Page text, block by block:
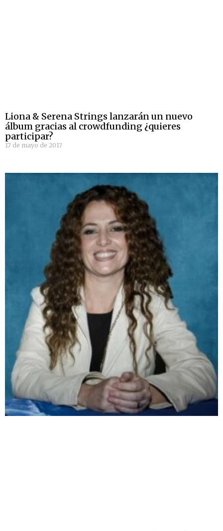
Liona & Serena Strings lanzarán un nuevo
álbum gracias al crowdfunding ¿quieres
participar?
17 de mayo de 2017